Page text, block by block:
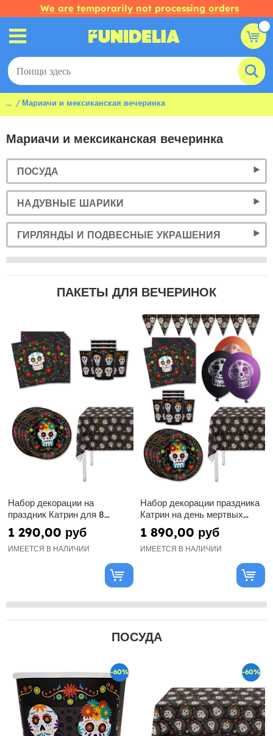
We are temporarily not processing orders
... Мариачи и мексиканская вечеринка
Мариачи и мексиканская вечеринка
ПОСУДА
НАДУВНЫЕ ШАРИКИ
ГИРЛЯНДЫ И ПОДВЕСНЫЕ УКРАШЕНИЯ
ПАКЕТЫ ДЛЯ ВЕЧЕРИНОК
Набор декорации на
праздник Катрин для 8
человек - День мертвых
1 290,00 руб
ИМЕЕТСЯ В НАЛИЧИИ
Набор декорации праздника
Катрин на день мертвых
Премиум на 8 человек - День
мертвых
1 890,00 руб
ИМЕЕТСЯ В НАЛИЧИИ
ПОСУДА
-60% -60%